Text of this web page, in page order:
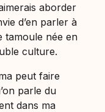
aborder
d’en parler à
tamoule née en
culture.
peut faire
parle du
dans ma